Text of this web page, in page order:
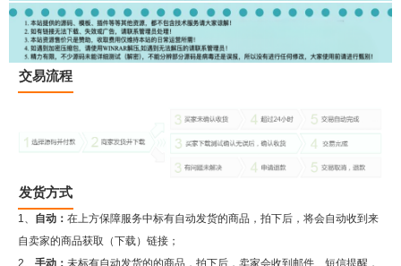
交易流程
发货方式
1、 自动： 在上方保障服务中标有自动发货的商品，拍下后，将会自动收到来
自卖家的商品获取（下载）链接；
2、 手动： 未标有自动发货的的商品，拍下后，卖家会收到邮件、短信提醒，